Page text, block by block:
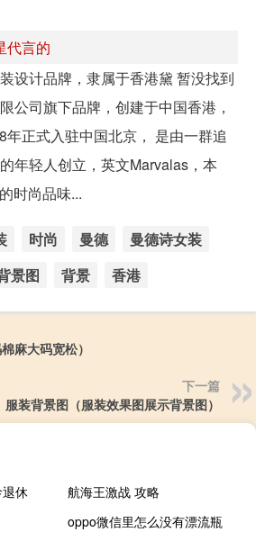
代言的
设计品牌，隶属于香港黛 暂没找到
公司旗下品牌，创建于中国香港，
正式入驻中国北京， 是由一群追
年轻人创立，英文Marvalas，本
时尚品味...
时尚 曼德
曼德诗女装
景图
背景 香港
麻大码宽松）
下一篇
服装背景图（服装效果图展示背景图）
休
航海王激战 攻略
oppo微信里怎么没有漂流瓶